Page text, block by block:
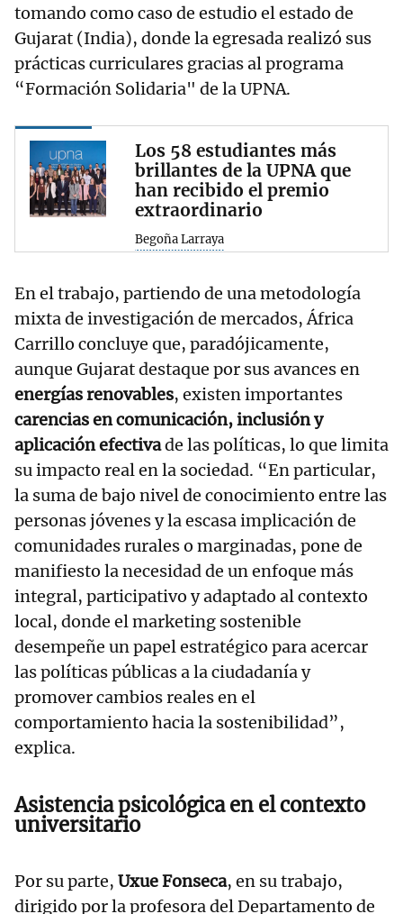
tomando como caso de estudio el estado de
Gujarat (India), donde la egresada realizó sus
prácticas curriculares gracias al programa
“Formación Solidaria" de la UPNA.
Los 58 estudiantes más
brillantes de la UPNA que
han recibido el premio
extraordinario
Begoña Larraya
En el trabajo, partiendo de una metodología
mixta de investigación de mercados, África
Carrillo concluye que, paradójicamente,
aunque Gujarat destaque por sus avances en
energías renovables, existen importantes
carencias en comunicación, inclusión y
aplicación efectivade las políticas, lo que limita
su impacto real en la sociedad. “En particular,
la suma de bajo nivel de conocimiento entre las
personas jóvenes y la escasa implicación de
comunidades rurales o marginadas, pone de
manifiesto la necesidad de un enfoque más
integral, participativo y adaptado al contexto
local, donde el marketing sostenible
desempeñe un papel estratégico para acercar
las políticas públicas a la ciudadanía y
promover cambios reales en el
comportamiento hacia la sostenibilidad”,
explica.
Asistencia psicológica en el contexto
universitario
Por su parte, Uxue Fonseca, en su trabajo,
dirigido por la profesora del Departamento de